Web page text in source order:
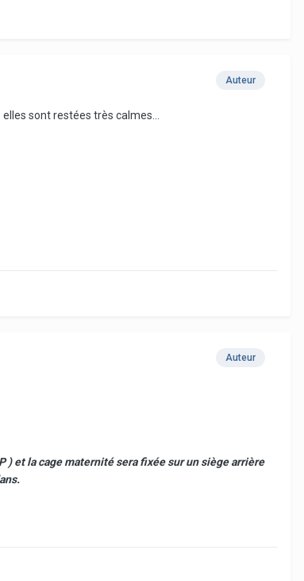
Auteur
sont restées très calmes...
Auteur
) et la cage maternité sera fixée sur un siège arrière